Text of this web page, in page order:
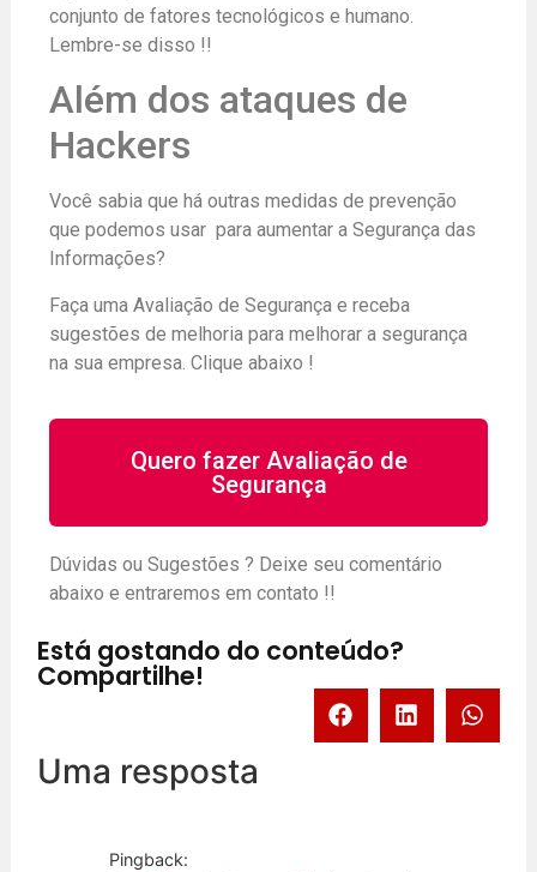
conjunto de fatores tecnológicos e humano.
Lembre-se disso !!
Além dos ataques de
Hackers
Você sabia que há outras medidas de prevenção
que podemos usar para aumentar a Segurança das
Informações?
Faça uma Avaliação de Segurança e receba
sugestões de melhoria para melhorar a segurança
na sua empresa. Clique abaixo !
Quero fazer Avaliação de
Segurança
Dúvidas ou Sugestões ? Deixe seu comentário
abaixo e entraremos em contato !!
Está gostando do conteúdo?
Compartilhe!
Uma resposta
Pingback: